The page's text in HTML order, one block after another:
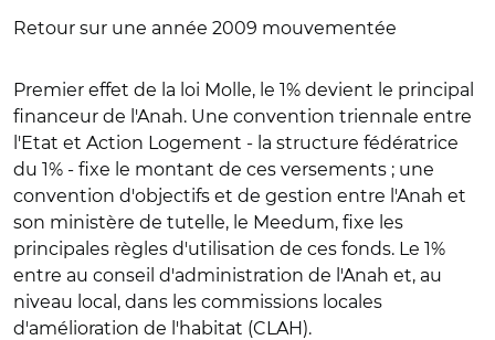
Retour sur une année 2009 mouvementée
Premier effet de la loi Molle, le 1% devient le principal
financeur de l'Anah. Une convention triennale entre
l'Etat et Action Logement - la structure fédératrice
du 1% - fixe le montant de ces versements ; une
convention d'objectifs et de gestion entre l'Anah et
son ministère de tutelle, le Meedum, fixe les
principales règles d'utilisation de ces fonds. Le 1%
entre au conseil d'administration de l'Anah et, au
niveau local, dans les commissions locales
d'amélioration de l'habitat (CLAH).